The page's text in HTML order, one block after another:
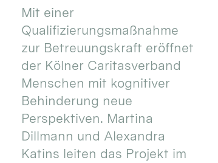
Mit einer
Qualifizierungsmaßnahme
zur Betreuungskraft eröffnet
der Kölner Caritasverband
Menschen mit kognitiver
Behinderung neue
Perspektiven. Martina
Dillmann und Alexandra
Katins leiten das Projekt im